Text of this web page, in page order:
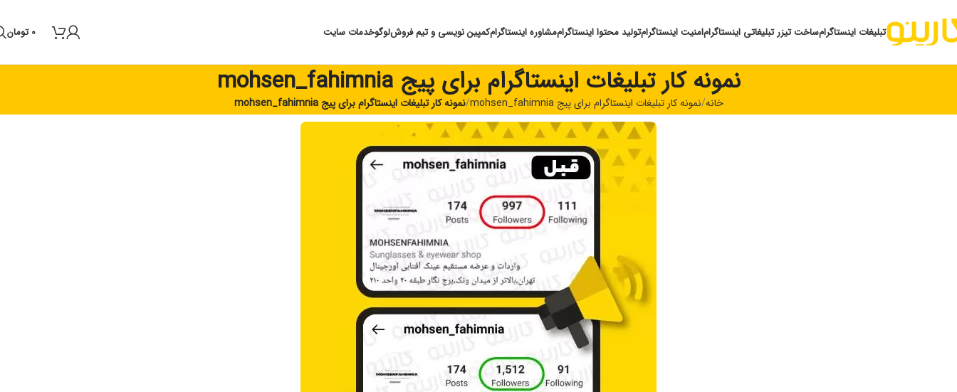
تبلیغات اینستاگرامساخت تیزر تبلیغاتی اینستاگرامامنیت اینستاگرامتولید محتوا اینستاگراممشاوره اینستاگرامکمپین نویسی و تیم فروشلوگوخدمات سایت 0 تومان
نمونه کار تبلیغات اینستاگرام برای پیج mohsen_fahimnia
خانه نمونه کار تبلیغات اینستاگرام برای پیج mohsen_fahimnia نمونه کار تبلیغات اینستاگرام برای پیج mohsen_fahimnia